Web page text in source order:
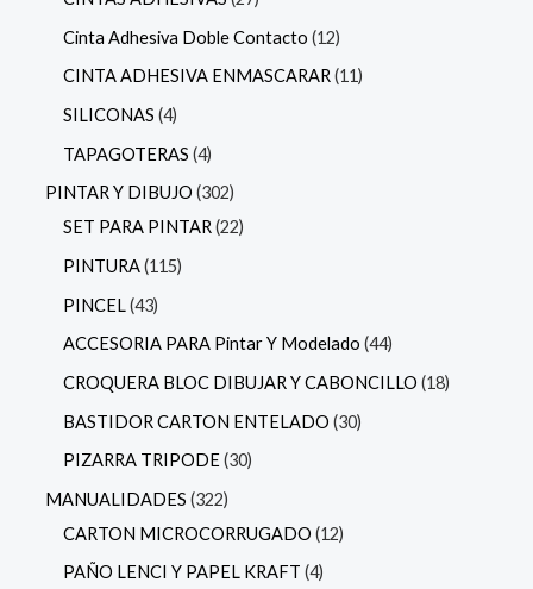
Cinta Adhesiva Doble Contacto 12
CINTA ADHESIVA ENMASCARAR 11
SILICONAS 4
TAPAGOTERAS 4
PINTAR Y DIBUJO 302
SET PARA PINTAR 22
PINTURA 115
PINCEL 43
ACCESORIA PARA Pintar Y Modelado 44
CROQUERA BLOC DIBUJAR Y CABONCILLO 18
BASTIDOR CARTON ENTELADO 30
PIZARRA TRIPODE 30
MANUALIDADES 322
CARTON MICROCORRUGADO 12
PAÑO LENCI Y PAPEL KRAFT 4